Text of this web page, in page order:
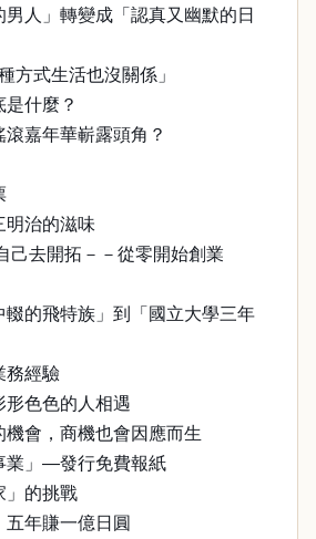
男人」轉變成「認真又幽默的日
方式生活也沒關係」
是什麼？
滾嘉年華嶄露頭角？
明治的滋味
己去開拓－－從零開始創業
輟的飛特族」到「國立大學三年
務經驗
形色色的人相遇
機會，商機也會因應而生
業」—發行免費報紙
」的挑戰
五年賺一億日圓